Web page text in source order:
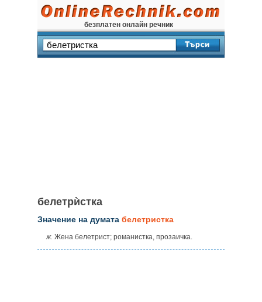
безплатен онлайн речник
белетрѝстка
Значение на думата белетристка
ж. Жена белетрист; романистка, прозаичка.